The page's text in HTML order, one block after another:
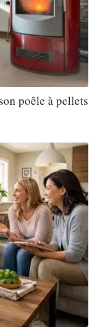
poêle à pellets